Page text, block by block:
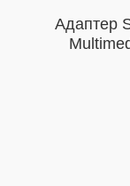
Адаптер